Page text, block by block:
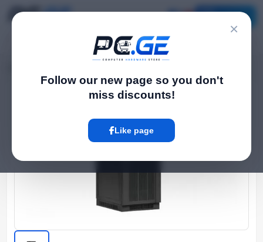
×
Follow our new page so you don't
miss discounts!
Like page